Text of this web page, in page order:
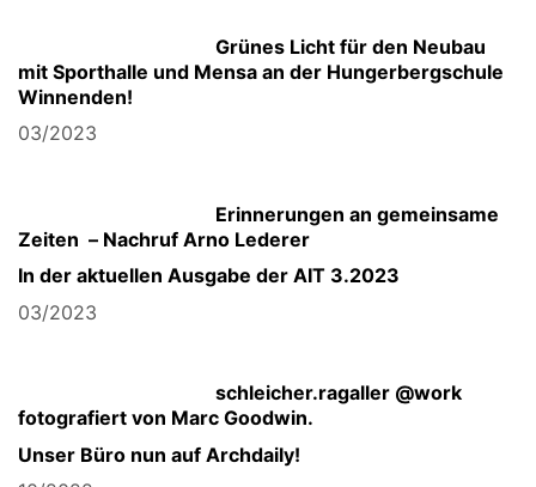
Grünes Licht für den Neubau
mit Sporthalle und Mensa an der Hungerbergschule
Winnenden!
03/2023
Erinnerungen an gemeinsame
Zeiten – Nachruf Arno Lederer
In der aktuellen Ausgabe der AIT 3.2023
03/2023
schleicher.ragaller @work
fotografiert von Marc Goodwin.
Unser Büro nun auf Archdaily!